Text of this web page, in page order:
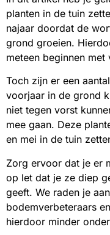
planten in de tuin
najaar doordat de
grond groeien.
meteen beginnen met
Toch zijn er een
voorjaar in de grond
niet tegen vorst
mee gaan. Deze
en mei in de tuin
Zorg ervoor dat je er
op let dat je ze diep
geeft. We raden je
bodemverbeteraars
hierdoor minder